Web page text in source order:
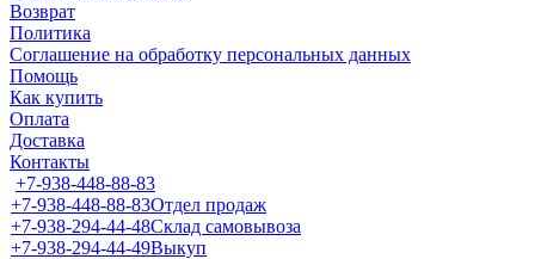
Возврат
Политика
Соглашение на обработку персональных данных
Помощь
Как купить
Оплата
Доставка
Контакты
+7-938-448-88-83
+7-938-448-88-83Отдел продаж
+7-938-294-44-48Склад самовывоза
+7-938-294-44-49Выкуп